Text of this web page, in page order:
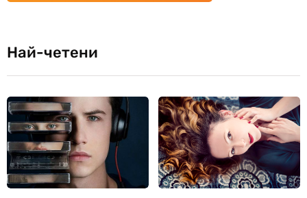
Най-четени